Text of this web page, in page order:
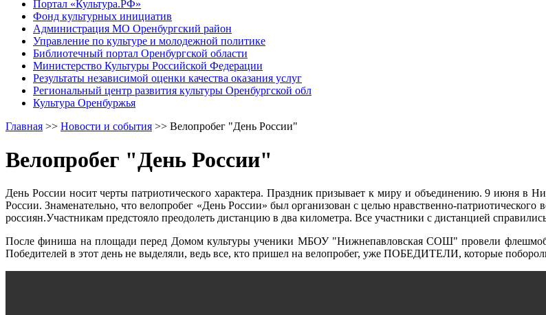
Портал «Культура.РФ»
Фонд культурных инициатив
Администрация МО Оренбургский район
Управление по культуре и молодежной политике
Библиотечный портал Оренбургской области
Министерство Культуры Российской Федерации
Результаты независимой оценки качества оказания услуг
Региональный центр развития культуры Оренбургской обл
Культура Оренбуржья
Главная >> Новости и события >> Велопробег "День России"
Велопробег "День России"
День России носит черты патриотического характера. Праздник призывает к миру и объединению. 9 июня в
России. Знаменательно, что велопробег «День России» был организован с целью нравственно-
россиян.Участникам предстояло преодолеть дистанцию в два километра. Все участники с дистанцией
После финиша на площади перед Домом культуры ученики МБОУ "Нижнепавловская СОШ" провели
Победителей в этот день не выделяли, ведь все, кто пришел на велопробег, уже ПОБЕДИТЕЛИ, которые